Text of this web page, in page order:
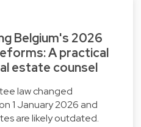
Belgium's 2026
A practical
estate counsel
law changed
1 January 2026 and
are likely outdated.